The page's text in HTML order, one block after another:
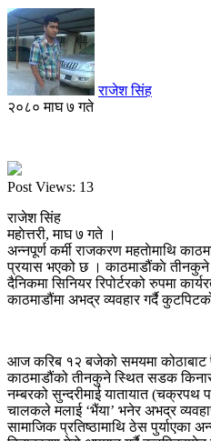
राजेश सिंह
२०८० माघ ७ गते
Post Views: 13
राजेश सिंह
महाेत्तरी, माघ ७ गते ।
अन्नपूर्ण कर्मी राजकरण महताेमाथि
प्रयास भएको छ । काठमाडौंकाे तीनकुने
दैनिकमा सिनियर रिपोर्टरको रुपमा
काठमाडौंमा अभद्र व्यवहार गर्दै
आज करिब १२ बजेको समयमा
काठमाडौंको तीनकुने स्थित सडक
नम्बरको सुन्दरीमाई यातायात (चक्रपथ
चालकले मलाई ‘भैंया’ भनेर अभद्र
सामाजिक प्रतिष्ठामाथि ठेस पुर्याएका